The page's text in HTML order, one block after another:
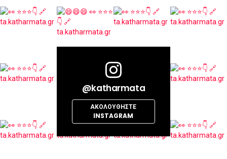
@katharmata
ΑΚΟΛΟΥΘΉΣΤΕ
INSTAGRAM